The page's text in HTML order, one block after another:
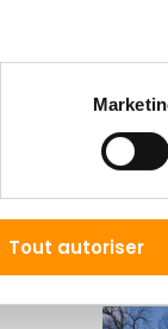
Tout autoriser
pour
dans
Les